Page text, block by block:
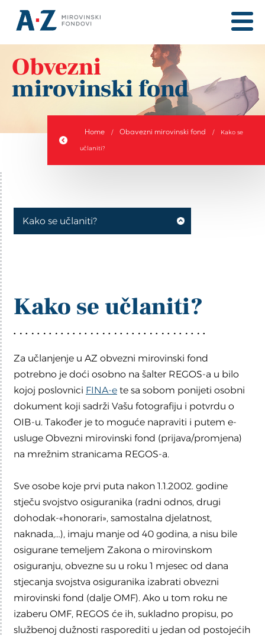
Obvezni
mirovinski fond
Home / Obavezni mirovinski fond / Kako se
učlaniti?
Kako se učlaniti?
Kako se učlaniti?
Za učlanjenje u AZ obvezni mirovinski fond
potrebno je doći osobno na šalter REGOS-a u bilo
kojoj poslovnici FINA-e te sa sobom ponijeti osobni
dokument koji sadrži Vašu fotografiju i potvrdu o
OIB-u. Također je to moguće napraviti i putem e-
usluge Obvezni mirovinski fond (prijava/promjena)
na mrežnim stranicama REGOS-a.
Sve osobe koje prvi puta nakon 1.1.2002. godine
stječu svojstvo osiguranika (radni odnos, drugi
dohodak-«honorari», samostalna djelatnost,
naknada,…), imaju manje od 40 godina, a nisu bile
osigurane temeljem Zakona o mirovinskom
osiguranju, obvezne su u roku 1 mjesec od dana
stjecanja svojstva osiguranika izabrati obvezni
mirovinski fond (dalje OMF). Ako u tom roku ne
izaberu OMF, REGOS će ih, sukladno propisu, po
službenoj dužnosti rasporediti u jedan od postojećih